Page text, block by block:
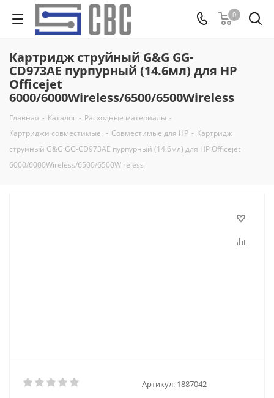
0
Картридж струйный G&G GG-
CD973AE пурпурный (14.6мл) для HP
Officejet
6000/6000Wireless/6500/6500Wireless
Главная - Каталог - Расходные материалы -
Картриджи совместимые - Совместимые для HP - Картридж
струйный G&G GG-CD973AE пурпурный (14.6мл) для HP Officejet
6000/6000Wireless/6500/6500Wireless
Артикул: 1887042